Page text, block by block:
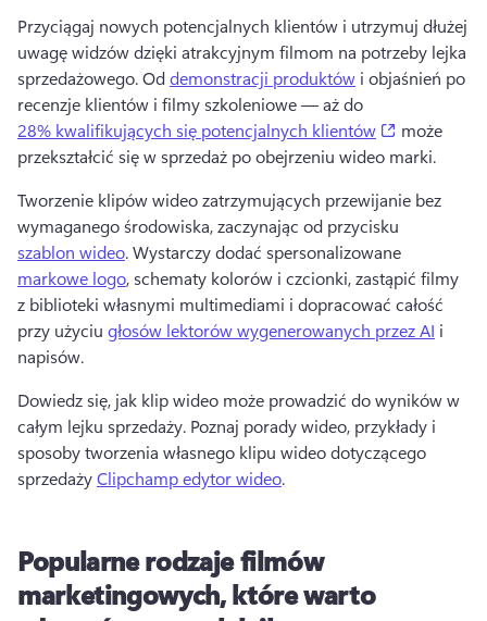
Przyciągaj nowych potencjalnych klientów i utrzymuj dłużej
uwagę widzów dzięki atrakcyjnym filmom na potrzeby lejka
sprzedażowego. Od demonstracji produktów i objaśnień po
recenzje klientów i filmy szkoleniowe — aż do
28% kwalifikujących się potencjalnych klientów
(opens in a
może
przekształcić się w sprzedaż po obejrzeniu wideo marki.
Tworzenie klipów wideo zatrzymujących przewijanie bez
wymaganego środowiska, zaczynając od przycisku
szablon wideo. Wystarczy dodać spersonalizowane
markowe logo, schematy kolorów i czcionki, zastąpić filmy
z biblioteki własnymi multimediami i dopracować całość
przy użyciu głosów lektorów wygenerowanych przez AI i
napisów.
Dowiedz się, jak klip wideo może prowadzić do wyników w
całym lejku sprzedaży. Poznaj porady wideo, przykłady i
sposoby tworzenia własnego klipu wideo dotyczącego
sprzedaży Clipchamp edytor wideo.
Popularne rodzaje filmów
marketingowych, które warto